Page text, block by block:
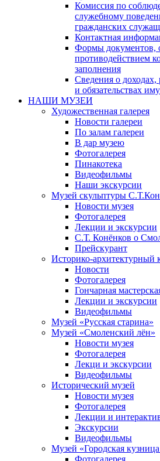
Комиссия по
служебному
гражданских
Контактная
Формы документов,
противодействием
заполнения
Сведения о доходах,
и обязательствах
НАШИ МУЗЕИ
Художественная галерея
Новости галереи
По залам галереи
В дар музею
Фотогалерея
Пинакотека
Видеофильмы
Наши экскурсии
Музей скульптуры
Новости музея
Фотогалерея
Лекции и экскурсии
С.Т. Конёнков о
Прейскурант
Историко-архитектурный
Новости
Фотогалерея
Гончарная
Лекции и экскурсии
Видеофильмы
Музей «Русская старина»
Музей «Смоленский лён»
Новости музея
Фотогалерея
Лекци и экскурсии
Видеофильмы
Исторический музей
Новости музея
Фотогалерея
Лекции и
Экскурсии
Видеофильмы
Музей «Городская
Фотогалерея